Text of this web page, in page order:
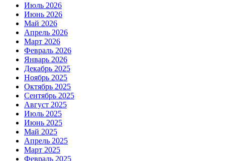
Июль 2026
Июнь 2026
Май 2026
Апрель 2026
Март 2026
Февраль 2026
Январь 2026
Декабрь 2025
Ноябрь 2025
Октябрь 2025
Сентябрь 2025
Август 2025
Июль 2025
Июнь 2025
Май 2025
Апрель 2025
Март 2025
Февраль 2025